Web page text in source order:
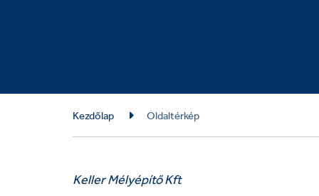
Breadcrumb
Kezdőlap Oldaltérkép
Keller Mélyépítő Kft